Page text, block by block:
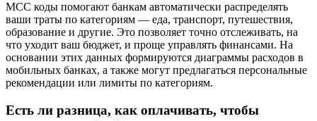
MCC коды помогают банкам автоматически распределять
ваши траты по категориям — еда, транспорт, путешествия,
образование и другие. Это позволяет точно отслеживать, на
что уходит ваш бюджет, и проще управлять финансами. На
основании этих данных формируются диаграммы расходов в
мобильных банках, а также могут предлагаться персональные
рекомендации или лимиты по категориям.
Есть ли разница, как оплачивать, чтобы